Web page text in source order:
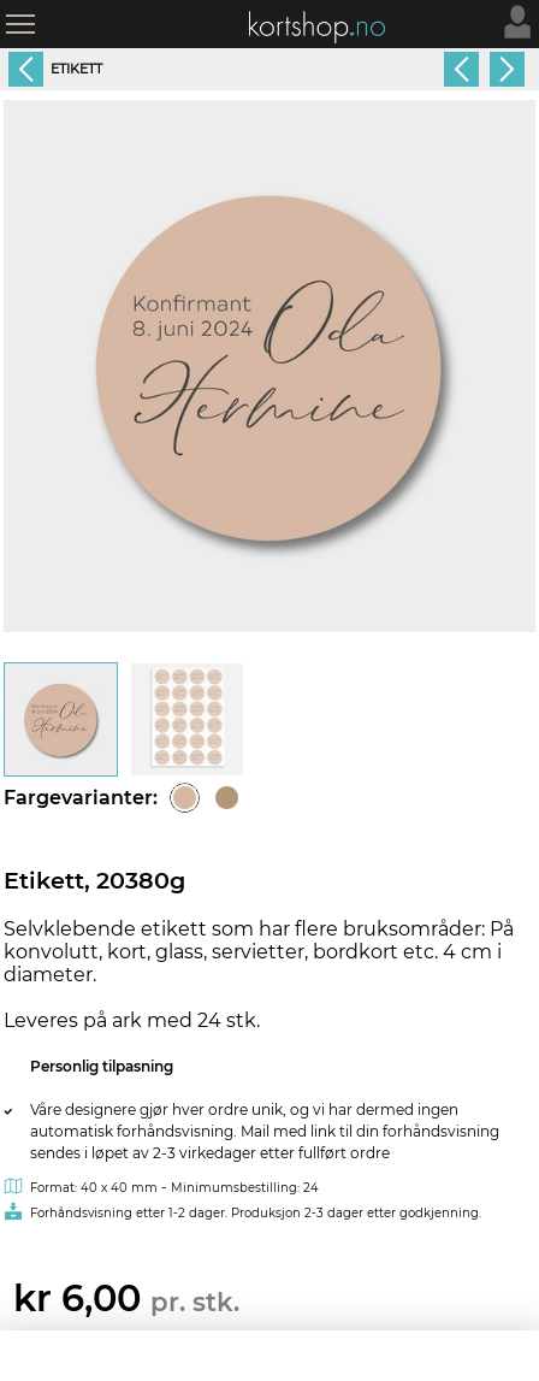
ETIKETT
Fargevarianter:
Etikett, 20380g
Selvklebende etikett som har flere bruksområder: På
konvolutt, kort, glass, servietter, bordkort etc. 4 cm i
diameter.
Leveres på ark med 24 stk.
Personlig tilpasning
Våre designere gjør hver ordre unik, og vi har dermed ingen
automatisk forhåndsvisning. Mail med link til din forhåndsvisning
sendes i løpet av 2-3 virkedager etter fullført ordre
Format: 40 x 40 mm - Minimumsbestilling: 24
Forhåndsvisning etter 1-2 dager. Produksjon 2-3 dager etter godkjenning.
kr 6,00 pr. stk.